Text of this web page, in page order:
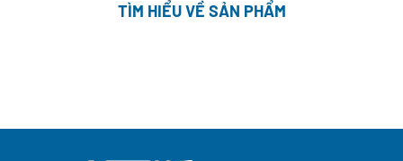
TÌM HIỂU VỀ SẢN PHẨM